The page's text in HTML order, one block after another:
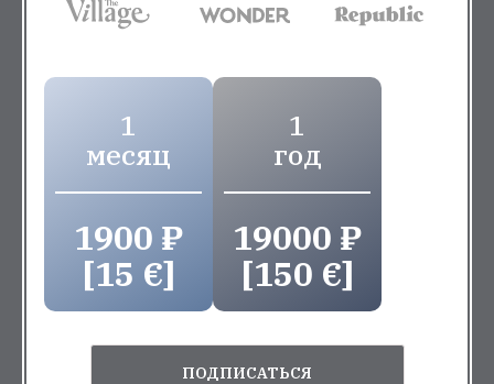
1
месяц
1900 ₽
[15 €]
1
год
19000 ₽
[150 €]
ПОДПИСАТЬСЯ